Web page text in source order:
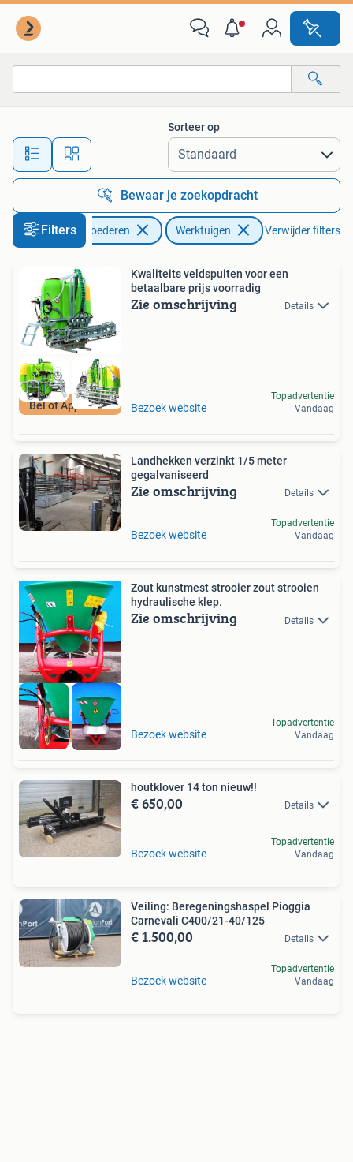
Alle afstanden…
Sorteer op
Bewaar je zoekopdracht
Filters
Zakelijke goederen Werktuigen Verwijder filters
Bel of App direct
Kwaliteits veldspuiten voor een
betaalbare prijs voorradig
Zie omschrijving Details
Bezoek website
Topadvertentie
Vandaag
Landhekken verzinkt 1/5 meter
gegalvaniseerd
Zie omschrijving Details
Bezoek website
Topadvertentie
Vandaag
3 jaar garantie
Zout kunstmest strooier zout strooien
hydraulische klep.
Zie omschrijving Details
Bezoek website
Topadvertentie
Vandaag
houtklover 14 ton nieuw!!
€ 650,00 Details
Bezoek website
Topadvertentie
Vandaag
Veiling: Beregeningshaspel Pioggia
Carnevali C400/21-40/125
€ 1.500,00 Details
Bezoek website
Topadvertentie
Vandaag